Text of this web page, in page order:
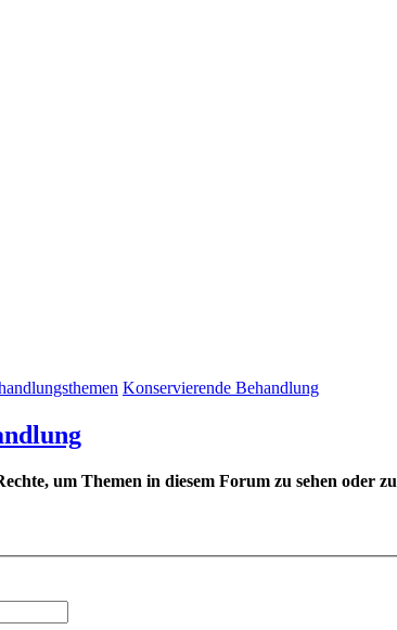
Konservierende Behandlung
um Themen in diesem Forum zu sehen oder